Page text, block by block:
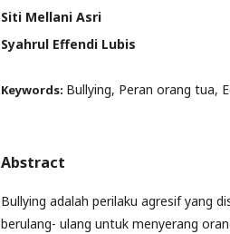
Siti Mellani Asri
Syahrul Effendi Lubis
Keywords: Bullying, Peran orang tua,
Abstract
Bullying adalah perilaku agresif yang
berulang- ulang untuk menyerang